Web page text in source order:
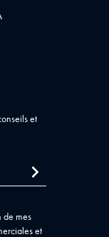
et
de mes
et